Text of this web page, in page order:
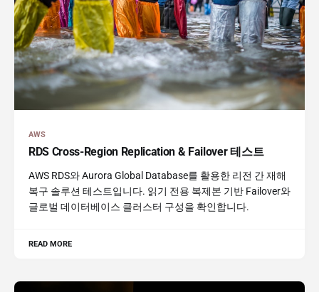
AWS
RDS Cross-Region Replication & Failover 테스트
AWS RDS와 Aurora Global Database를 활용한 리전 간 재해
복구 솔루션 테스트입니다. 읽기 전용 복제본 기반 Failover와
글로벌 데이터베이스 클러스터 구성을 확인합니다.
READ MORE